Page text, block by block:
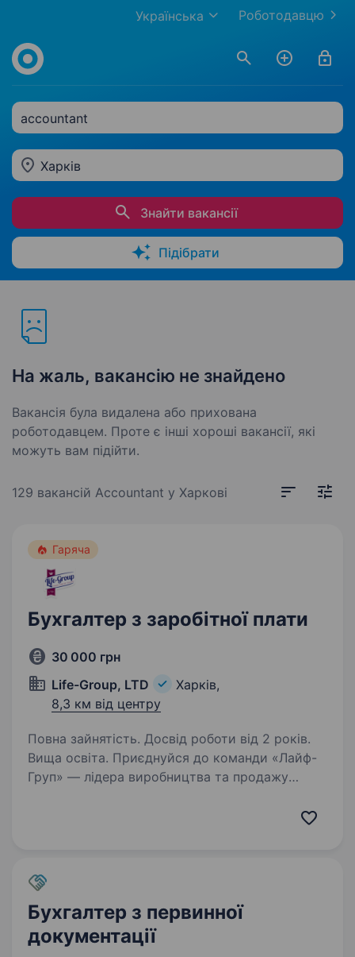
Роботодавцю
Українська
accountant
Харків
Знайти вакансії
Підібрати
На жаль, вакансію не знайдено
Вакансія була видалена або прихована
роботодавцем. Проте є інші хороші вакансії, які
можуть вам підійти.
129 вакансій Accountant у Харкові
Гаряча
Бухгалтер з заробітної плати
30 000 грн
Life-Group, LTD
Харків,
8,3 км від центру
Повна зайнятість. Досвід роботи від 2 років.
Вища освіта. Приєднуйся до команди «Лайф-
Груп» — лідера виробництва та продажу
Бухгалтер з первинної
документації